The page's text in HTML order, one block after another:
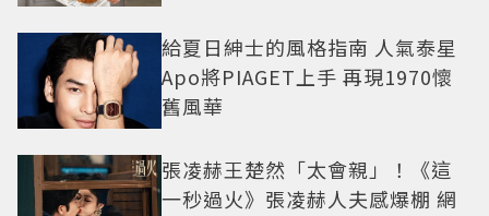
給夏日紳士的風格指南 人氣泰星
Apo將PIAGET上手 再現1970懷
舊風華
張凌赫王楚然「太會親」！《這
一秒過火》張凌赫人夫感爆棚 網